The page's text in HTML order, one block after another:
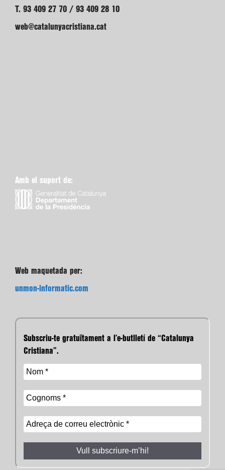
T. 93 409 27 70 / 93 409 28 10
web@catalunyacristiana.cat
Amb el suport de:
Web maquetada per:
unmon-informatic.com
Subscriu-te gratuïtament a l’e-butlletí de “Catalunya
Cristiana”.